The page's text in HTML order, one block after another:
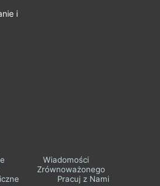
i
Wiadomości
Zrównoważonego
Pracuj z Nami